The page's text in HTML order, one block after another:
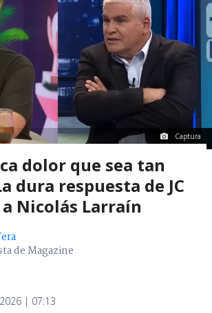
Captura
dolor que sea tan
dura respuesta de JC
Nicolás Larraín
de Magazine
| 07:13